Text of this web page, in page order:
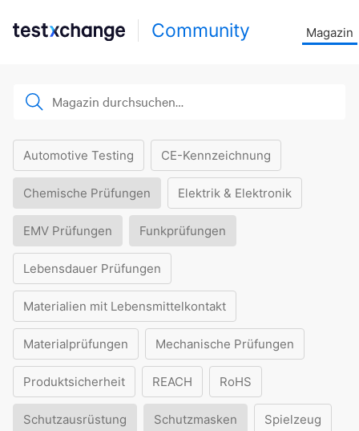
Community Magazin
Automotive Testing CE-Kennzeichnung
Chemische Prüfungen Elektrik & Elektronik
EMV Prüfungen Funkprüfungen
Lebensdauer Prüfungen
Materialien mit Lebensmittelkontakt
Materialprüfungen Mechanische Prüfungen
Produktsicherheit REACH RoHS
Schutzausrüstung Schutzmasken Spielzeug